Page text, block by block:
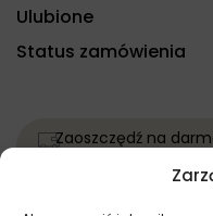
Ulubione
Status zamówienia
Zaoszczędź na